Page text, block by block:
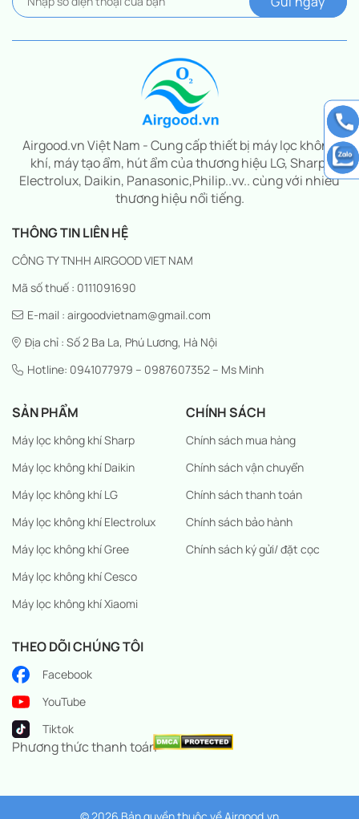
Airgood.vn Việt Nam - Cung cấp thiết bị máy lọc không
khí, máy tạo ẩm, hút ẩm của thương hiệu LG, Sharp,
Electrolux, Daikin, Panasonic,Philip..vv.. cùng với nhiều
thương hiệu nổi tiếng.
THÔNG TIN LIÊN HỆ
CÔNG TY TNHH AIRGOOD VIET NAM
Mã số thuế : 0111091690
E-mail : airgoodvietnam@gmail.com
Địa chỉ : Số 2 Ba La, Phú Lương, Hà Nội
Hotline: 0941077979 – 0987607352 – Ms Minh
SẢN PHẨM
Máy lọc không khí Sharp
Máy lọc không khí Daikin
Máy lọc không khí LG
Máy lọc không khí Electrolux
Máy lọc không khí Gree
Máy lọc không khí Cesco
Máy lọc không khí Xiaomi
CHÍNH SÁCH
Chính sách mua hàng
Chính sách vận chuyển
Chính sách thanh toán
Chính sách bảo hành
Chính sách ký gửi/ đặt cọc
THEO DÕI CHÚNG TÔI
Facebook
YouTube
Tiktok
Phương thức thanh toán